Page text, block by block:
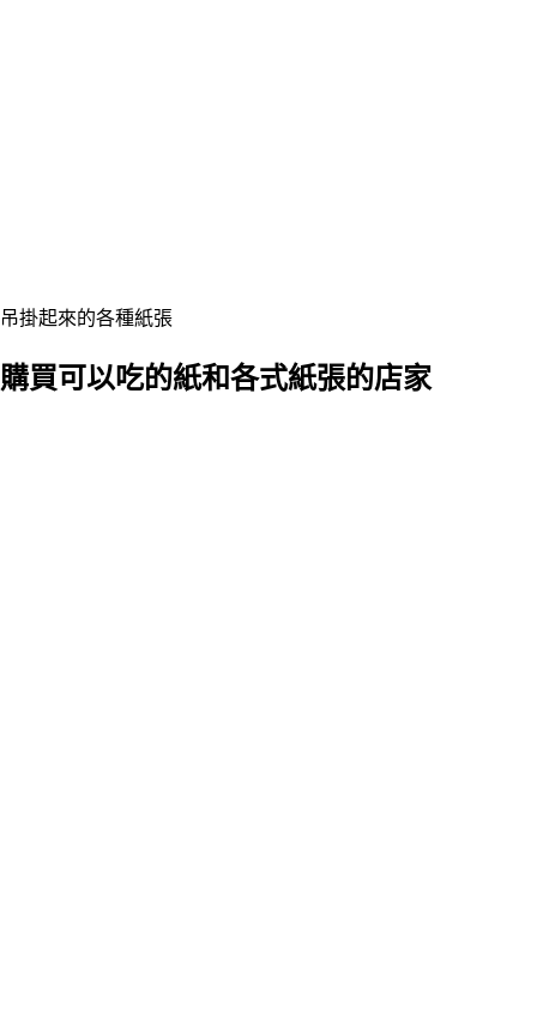
吊掛起來的各種紙張
購買可以吃的紙和各式紙張的店家